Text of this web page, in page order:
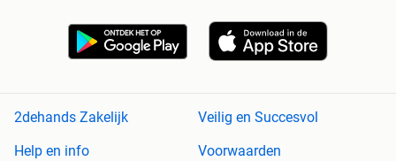
2dehands Zakelijk
Veilig en Succesvol
Help en info
Voorwaarden